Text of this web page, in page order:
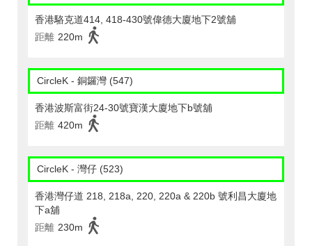
香港駱克道414, 418-430號偉德大廈地下2號舖
距離 220m
CircleK - 銅鑼灣 (547)
香港波斯富街24-30號寶漢大廈地下b號舖
距離 420m
CircleK - 灣仔 (523)
香港灣仔道 218, 218a, 220, 220a & 220b 號利昌大廈地
下a舖
距離 230m